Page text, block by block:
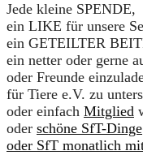
Jede kleine SPENDE,
ein LIKE für unsere
ein GETEILTER
ein netter oder gerne
oder Freunde
für Tiere e.V. zu
oder einfach Mitglied
oder schöne SfT-Dinge
oder SfT monatlich